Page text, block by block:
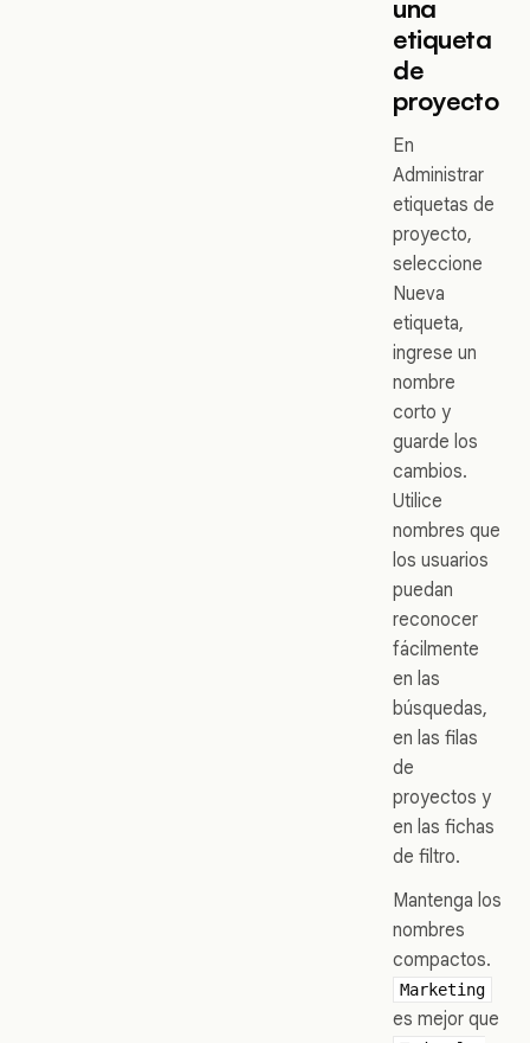
una
etiqueta
de
proyecto
En
Administrar
etiquetas de
proyecto,
seleccione
Nueva
etiqueta,
ingrese un
nombre
corto y
guarde los
cambios.
Utilice
nombres que
los usuarios
puedan
reconocer
fácilmente
en las
búsquedas,
en las filas
de
proyectos y
en las fichas
de filtro.
Mantenga los
nombres
compactos.
Marketing
es mejor que